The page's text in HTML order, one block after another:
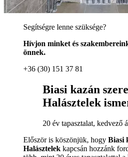
Segítségre lenne szüksége?
Hívjon minket és
önnek.
+36 (30) 151 37 81
Biasi kazán
Halásztelek
20 év tapasztalat, kedvező
Először is köszönjük, hogy Biasi
Halásztelek kapcsán hozzánk